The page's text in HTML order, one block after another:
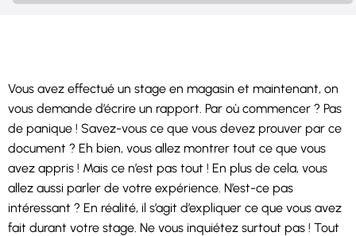
Vous avez effectué un stage en magasin et maintenant, on
vous demande d’écrire un rapport. Par où commencer ? Pas
de panique ! Savez-vous ce que vous devez prouver par ce
document ? Eh bien, vous allez montrer tout ce que vous
avez appris ! Mais ce n’est pas tout ! En plus de cela, vous
allez aussi parler de votre expérience. N’est-ce pas
intéressant ? En réalité, il s’agit d’expliquer ce que vous avez
fait durant votre stage. Ne vous inquiétez surtout pas ! Tout